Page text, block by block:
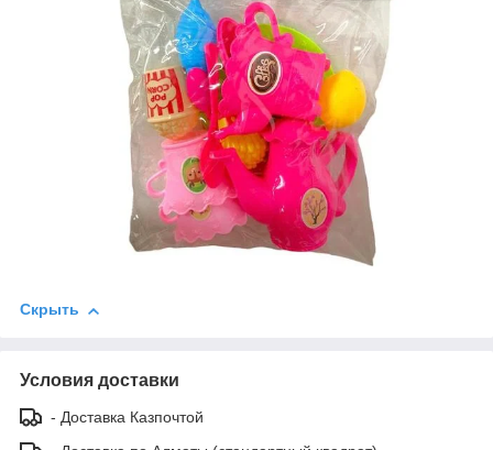
Скрыть
Условия доставки
- Доставка Казпочтой